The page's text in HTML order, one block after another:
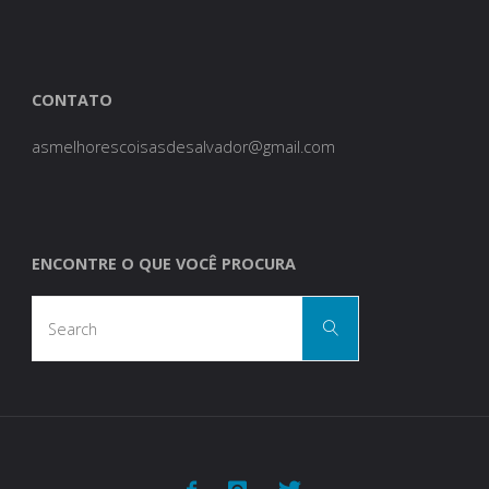
CONTATO
asmelhorescoisasdesalvador@gmail.com
ENCONTRE O QUE VOCÊ PROCURA
Search